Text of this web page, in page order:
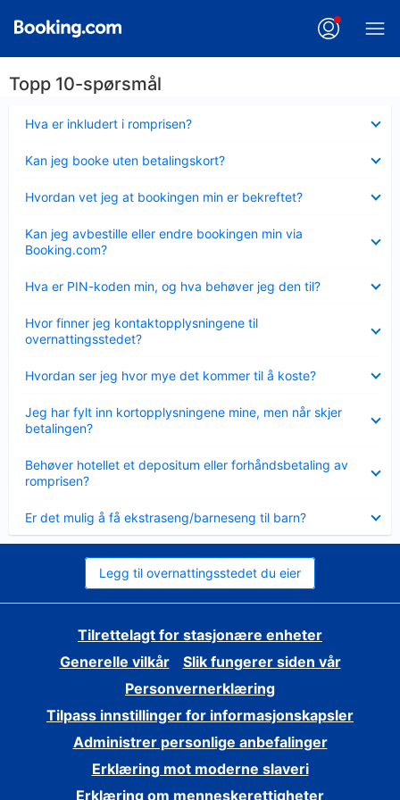
Topp 10-spørsmål
Hva er inkludert i romprisen?
mindre
Kan jeg booke uten betalingskort?
mindre
Hvordan vet jeg at bookingen min er bekreftet?
mindre
Kan jeg avbestille eller endre bookingen min via
Booking.com?
mindre
Hva er PIN-koden min, og hva behøver jeg den til?
mindre
Hvor finner jeg kontaktopplysningene til
overnattingsstedet?
mindre
Hvordan ser jeg hvor mye det kommer til å koste?
mindre
Jeg har fylt inn kortopplysningene mine, men når skjer
betalingen?
mindre
Behøver hotellet et depositum eller forhåndsbetaling av
romprisen?
mindre
Er det mulig å få ekstraseng/barneseng til barn?
mindre
Legg til overnattingsstedet du eier
Tilrettelagt for stasjonære enheter
Generelle vilkår
Slik fungerer siden vår
Personvernerklæring
Tilpass innstillinger for informasjonskapsler
Administrer personlige anbefalinger
Erklæring mot moderne slaveri
Erklæring om menneskerettigheter